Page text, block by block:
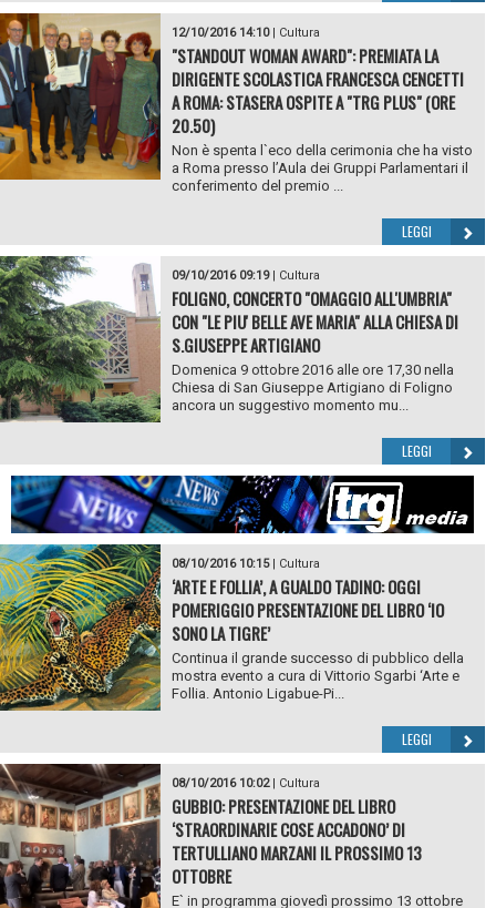
12/10/2016 14:10| Cultura
"STANDOUT WOMAN AWARD": PREMIATA LA
DIRIGENTE SCOLASTICA FRANCESCA CENCETTI
A ROMA: STASERA OSPITE A "TRG PLUS" (ORE
20.50)
Non è spenta l`eco della cerimonia che ha visto
a Roma presso l’Aula dei Gruppi Parlamentari il
conferimento del premio ...
LEGGI
09/10/2016 09:19| Cultura
FOLIGNO, CONCERTO "OMAGGIO ALL'UMBRIA"
CON "LE PIU' BELLE AVE MARIA" ALLA CHIESA DI
S.GIUSEPPE ARTIGIANO
Domenica 9 ottobre 2016 alle ore 17,30 nella
Chiesa di San Giuseppe Artigiano di Foligno
ancora un suggestivo momento mu...
LEGGI
08/10/2016 10:15| Cultura
‘ARTE E FOLLIA’, A GUALDO TADINO: OGGI
POMERIGGIO PRESENTAZIONE DEL LIBRO ‘IO
SONO LA TIGRE’
Continua il grande successo di pubblico della
mostra evento a cura di Vittorio Sgarbi ‘Arte e
Follia. Antonio Ligabue-Pi...
LEGGI
08/10/2016 10:02| Cultura
GUBBIO: PRESENTAZIONE DEL LIBRO
‘STRAORDINARIE COSE ACCADONO’ DI
TERTULLIANO MARZANI IL PROSSIMO 13
OTTOBRE
E` in programma giovedì prossimo 13 ottobre